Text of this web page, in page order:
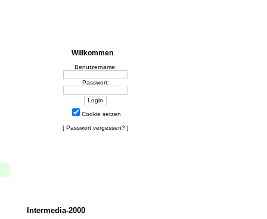
Willkommen
Benutzername:
Passwort:
Cookie setzen
[ Passwort vergessen?]
Intermedia-2000